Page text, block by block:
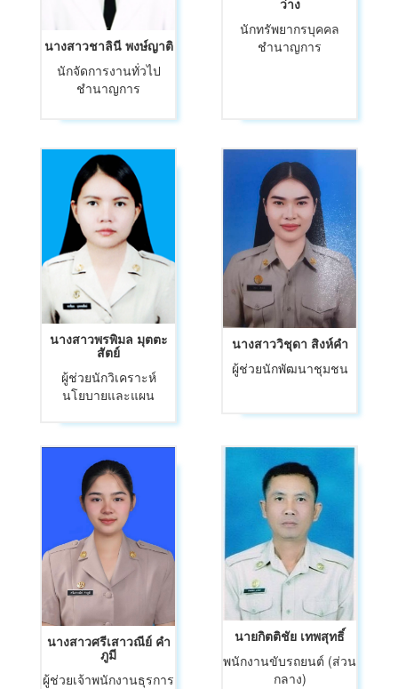
นางสาวชาลินี พงษ์ญาติ
นักจัดการงานทั่วไป
ชำนาญการ
นักทรัพยากรบุคคล
ชำนาญการ
นางสาวพรพิมล มุตตะ
สัตย์
ผู้ช่วยนักวิเคราะห์
นโยบายและแผน
นางสาววิชุดา สิงห์คำ
ผู้ช่วยนักพัฒนาชุมชน
นางสาวศรีเสาวณีย์ คำ
ภูมี
ผู้ช่วยเจ้าพนักงานธุรการ
นายกิตติชัย เทพสุทธิ์
พนักงานขับรถยนต์ (ส่วน
กลาง)